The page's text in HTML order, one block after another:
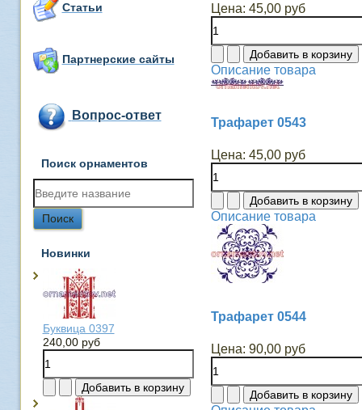
Статьи
Партнерские сайты
Вопрос-ответ
Поиск орнаментов
Новинки
Буквица 0397
240,00 руб
Цена: 45,00 руб
Описание товара
Трафарет 0543
Цена: 45,00 руб
Описание товара
Трафарет 0544
Цена: 90,00 руб